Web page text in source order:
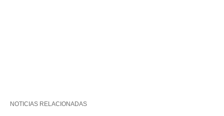
NOTICIAS RELACIONADAS